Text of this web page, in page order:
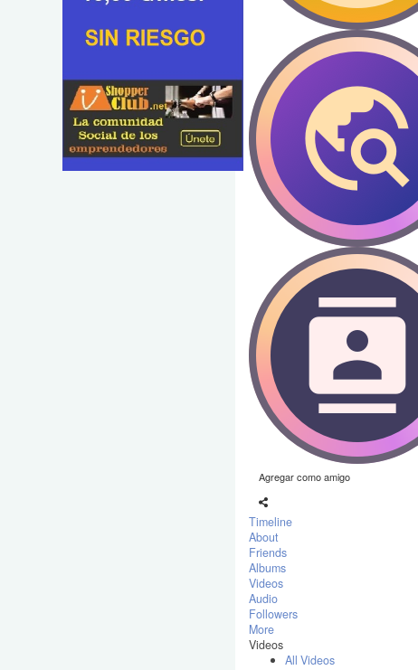
Agregar como amigo
Timeline
About
Friends
Albums
Videos
Audio
Followers
More
Videos
All Videos